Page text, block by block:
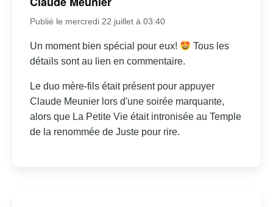
Publié le mercredi 22 juillet à 03:40
Un moment bien spécial pour eux!
Tous les
détails sont au lien en commentaire.
Le duo mère-fils était présent pour appuyer
Claude Meunier lors d'une soirée marquante,
alors que La Petite Vie était intronisée au Temple
de la renommée de Juste pour rire.